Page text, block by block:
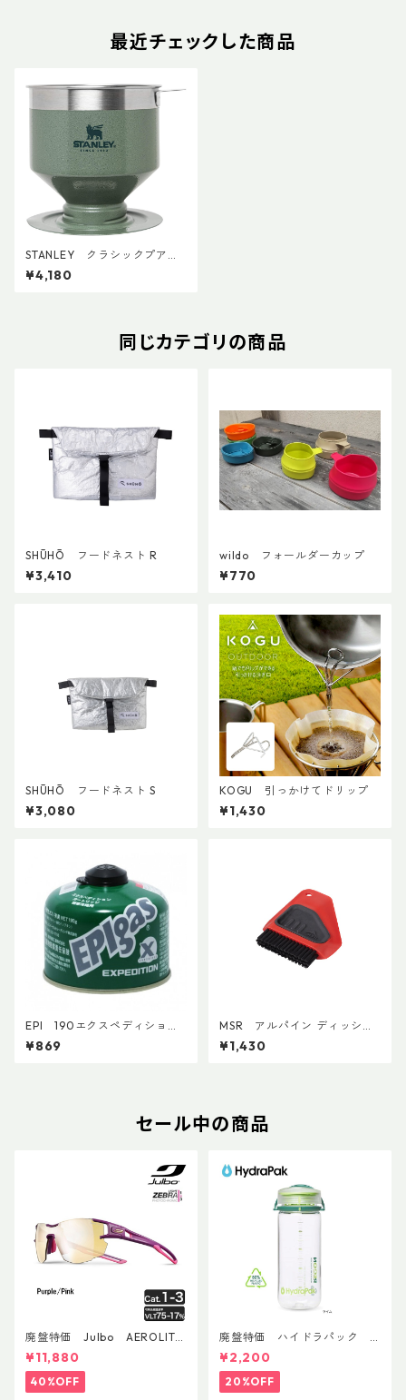
最近チェックした商品
STANLEY クラシックプアオ
ーバー
¥4,180
同じカテゴリの商品
SHŪHŌ フードネスト R
¥3,410
wildo フォールダーカップ
¥770
SHŪHŌ フードネスト S
¥3,080
KOGU 引っかけてドリップ
¥1,430
EPI 190エクスペディション
カートリッジ
¥869
MSR アルパイン ディッシュ
ブラシ／スクレイパー
¥1,430
セール中の商品
廃盤特価 Julbo AEROLITE
AsianFit
¥11,880
40%OFF
廃盤特価 ハイドラパック
リーコン ツイスト＆シップ 50
0ml
¥2,200
20%OFF